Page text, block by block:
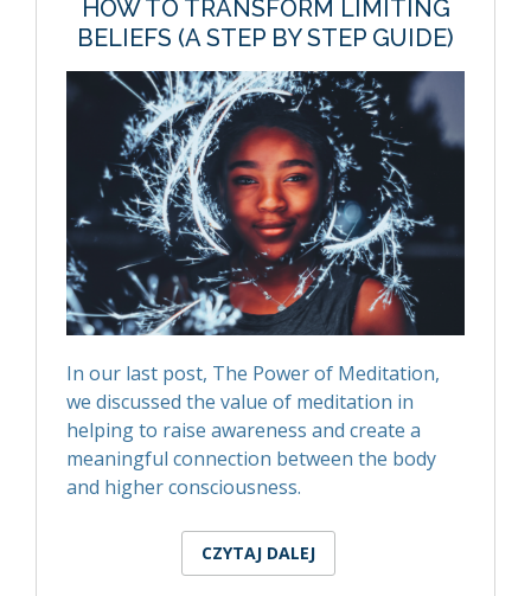
HOW TO TRANSFORM LIMITING
BELIEFS (A STEP BY STEP GUIDE)
In our last post, The Power of Meditation,
we discussed the value of meditation in
helping to raise awareness and create a
meaningful connection between the body
and higher consciousness.
CZYTAJ DALEJ